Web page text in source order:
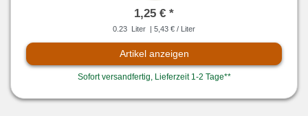
1,25 € *
0.23 Liter | 5,43 € / Liter
Artikel anzeigen
Sofort versandfertig, Lieferzeit 1-2 Tage**